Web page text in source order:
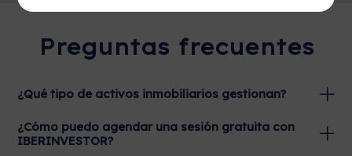
Preguntas frecuentes
¿Qué tipo de activos inmobiliarios gestionan?
¿Cómo puedo agendar una sesión gratuita con
IBERINVESTOR?